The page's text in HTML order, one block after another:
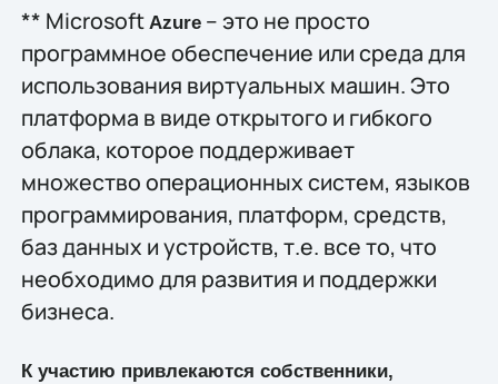
** Microsoft Azure– это не просто
программное обеспечение или среда для
использования виртуальных машин. Это
платформа в виде открытого и гибкого
облака, которое поддерживает
множество операционных систем, языков
программирования, платформ, средств,
баз данных и устройств, т.е. все то, что
необходимо для развития и поддержки
бизнеса.
К участию привлекаются собственники,